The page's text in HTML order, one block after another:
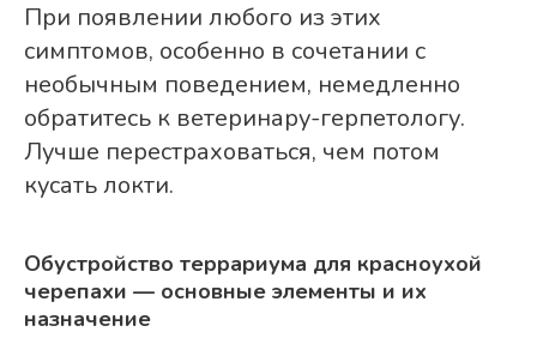
При появлении любого из этих
симптомов, особенно в сочетании с
необычным поведением, немедленно
обратитесь к ветеринару-герпетологу.
Лучше перестраховаться, чем потом
кусать локти.
Обустройство террариума для красноухой
черепахи — основные элементы и их
назначение